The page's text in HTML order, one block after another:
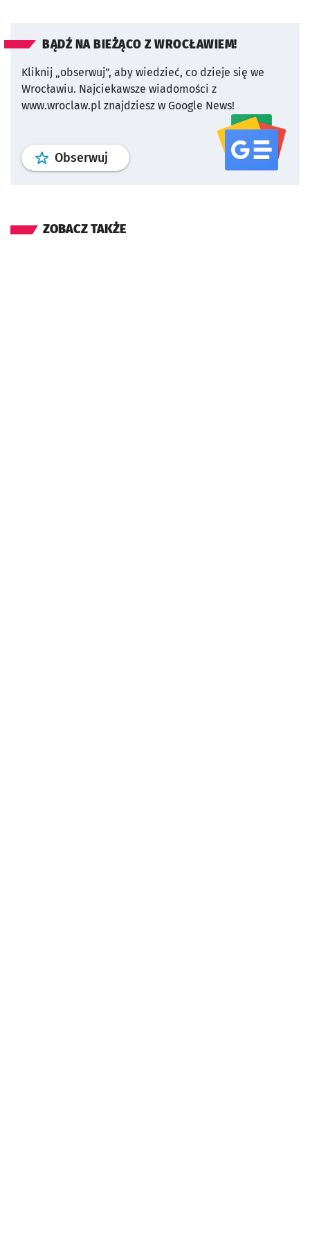
BĄDŹ NA BIEŻĄCO Z WROCŁAWIEM!
Kliknij „obserwuj”, aby wiedzieć, co dzieje się we
Wrocławiu. Najciekawsze wiadomości z
www.wroclaw.pl znajdziesz w Google News!
Obserwuj profil serwisu
ZOBACZ TAKŻE